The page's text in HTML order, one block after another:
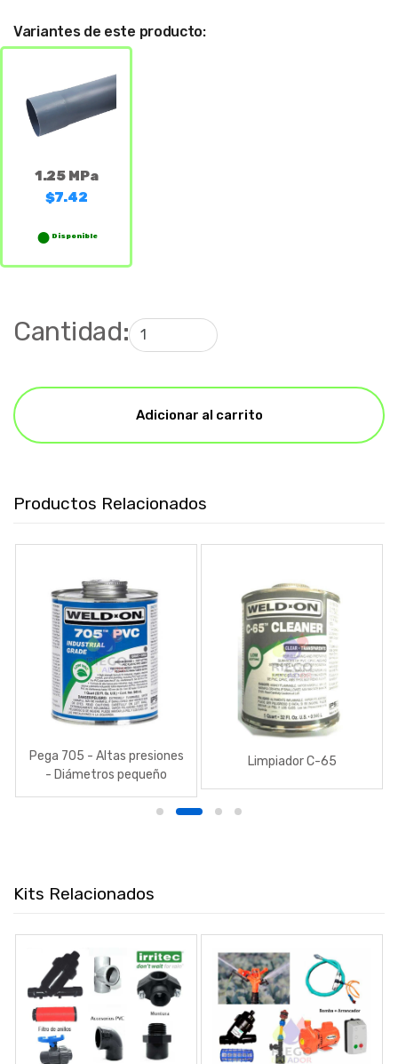
Variantes de este producto:
1.25 MPa
$7.42
Disponible
Cantidad:
Adicionar al carrito
Productos Relacionados
Pega 705 - Altas presiones
- Diámetros pequeño
Limpiador C-65
Kits Relacionados